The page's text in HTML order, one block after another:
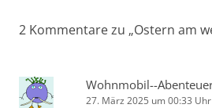
2 Kommentare zu „Ostern am
Wohnmobil--
27. März 2025 um 00:33 Uhr